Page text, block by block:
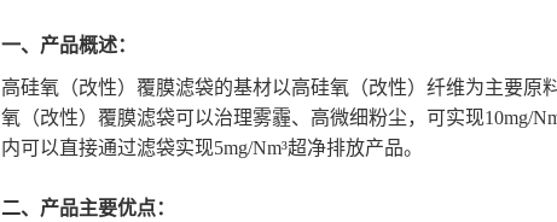
一、 产品概述：
高硅氧（改性）覆膜滤袋的基材以高硅氧（改性）纤维为主要原
氧（改性）覆膜滤袋可以治理雾霾、高微细粉尘，可实现10mg/
内可以直接通过滤袋实现5mg/Nm³超净排放产品。
二、 产品主要优点：